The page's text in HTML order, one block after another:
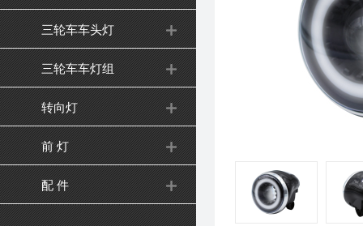
三轮车车头灯
三轮车车灯组
转向灯
前 灯
配 件